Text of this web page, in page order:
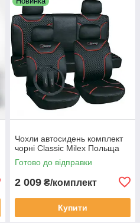
Чохли автосидень комплект
чорні Classic Milex Польща
Готово до відправки
2 009 ₴/комплект
Купити